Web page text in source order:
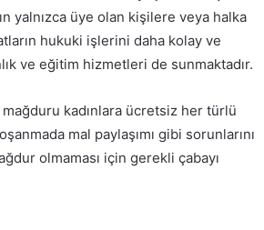
yalnızca üye olan kişilere veya halka
hukuki işlerini daha kolay ve
ve eğitim hizmetleri de sunmaktadır.
kadınlara ücretsiz her türlü
mal paylaşımı gibi sorunlarını
olmaması için gerekli çabayı